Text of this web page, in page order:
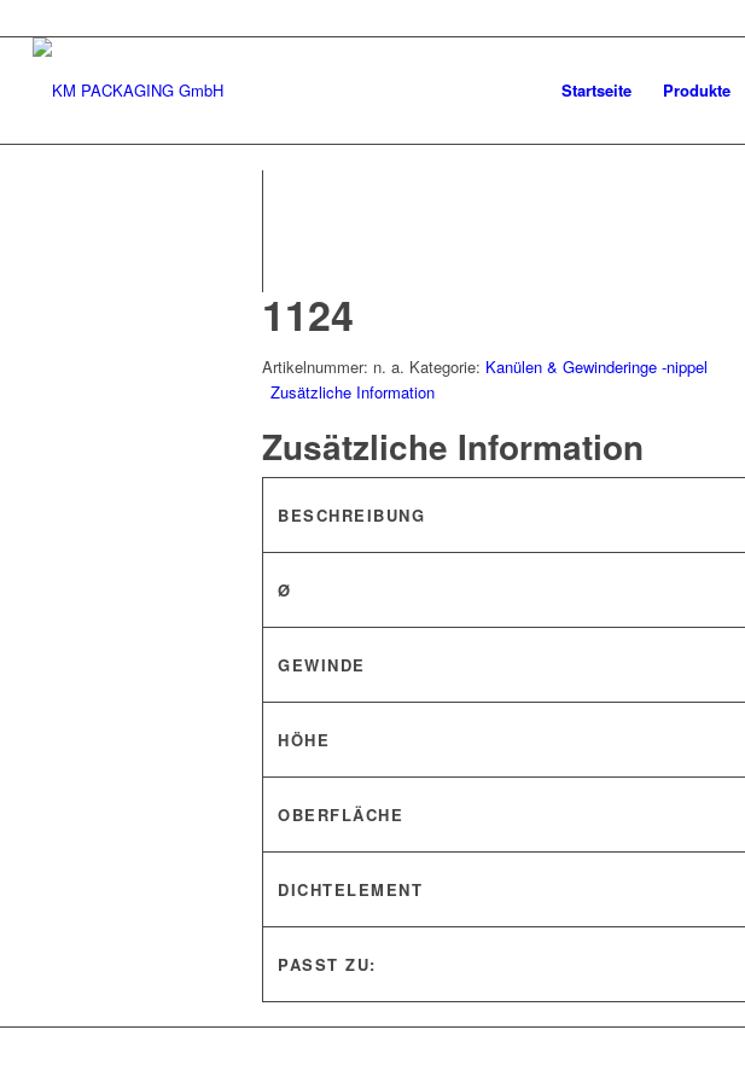
Startseite Produkte
1124
Artikelnummer: n. a. Kategorie: Kanülen & Gewinderinge -nippel
Zusätzliche Information
Zusätzliche Information
BESCHREIBUNG
Ø
GEWINDE
HÖHE
OBERFLÄCHE
DICHTELEMENT
PASST ZU: